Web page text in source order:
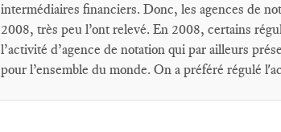
intermédiaires financiers. Donc, les agences de
2008, très peu l’ont relevé. En 2008, certains
l’activité d’agence de notation qui par ailleurs
pour l’ensemble du monde. On a préféré régulé